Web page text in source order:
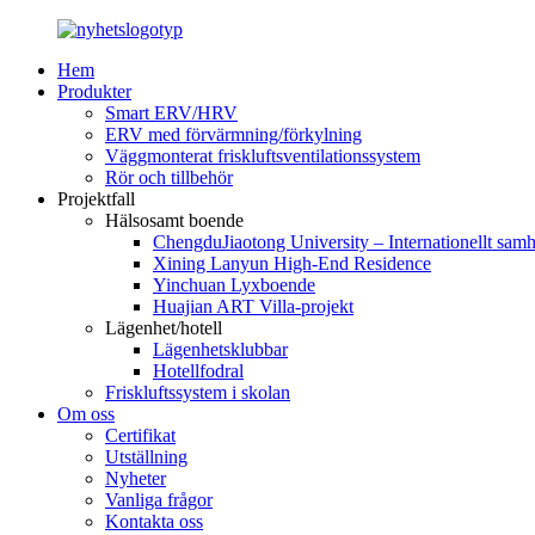
Hem
Produkter
Smart ERV/HRV
ERV med förvärmning/förkylning
Väggmonterat friskluftsventilationssystem
Rör och tillbehör
Projektfall
Hälsosamt boende
ChengduJiaotong University – Internationellt
Xining Lanyun High-End Residence
Yinchuan Lyxboende
Huajian ART Villa-projekt
Lägenhet/hotell
Lägenhetsklubbar
Hotellfodral
Friskluftssystem i skolan
Om oss
Certifikat
Utställning
Nyheter
Vanliga frågor
Kontakta oss